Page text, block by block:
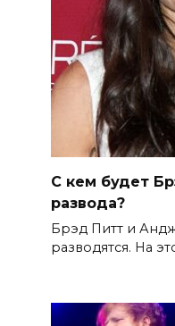
С кем будет
развода?
Брэд Питт и
разводятся. На